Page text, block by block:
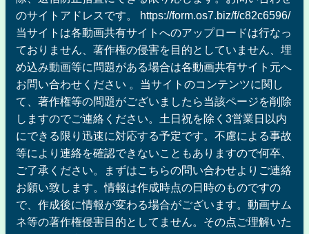
のサイトアドレスです。 https://form.os7.biz/f/c82c6596/
当サイトは各動画共有サイトへのアップロードは行なっ
ておりません、著作権の侵害を目的としていません、埋
め込み動画等に問題がある場合は各動画共有サイト元へ
お問い合わせください 。当サイトのコンテンツに関し
て、著作権等の問題がございましたら当該ページを削除
しますのでご連絡ください。土日祝を除く3営業日以内
にできる限り迅速に対応する予定です。不慮による事故
等により連絡を確認できないこともありますので何卒、
ご了承ください。まずはこちらの問い合わせよりご連絡
お願い致します。情報は作成時点の日時のものですの
で、作成後に情報が変わる場合がございます。動画サム
ネ等の著作権侵害目的としてません。その点ご理解いた